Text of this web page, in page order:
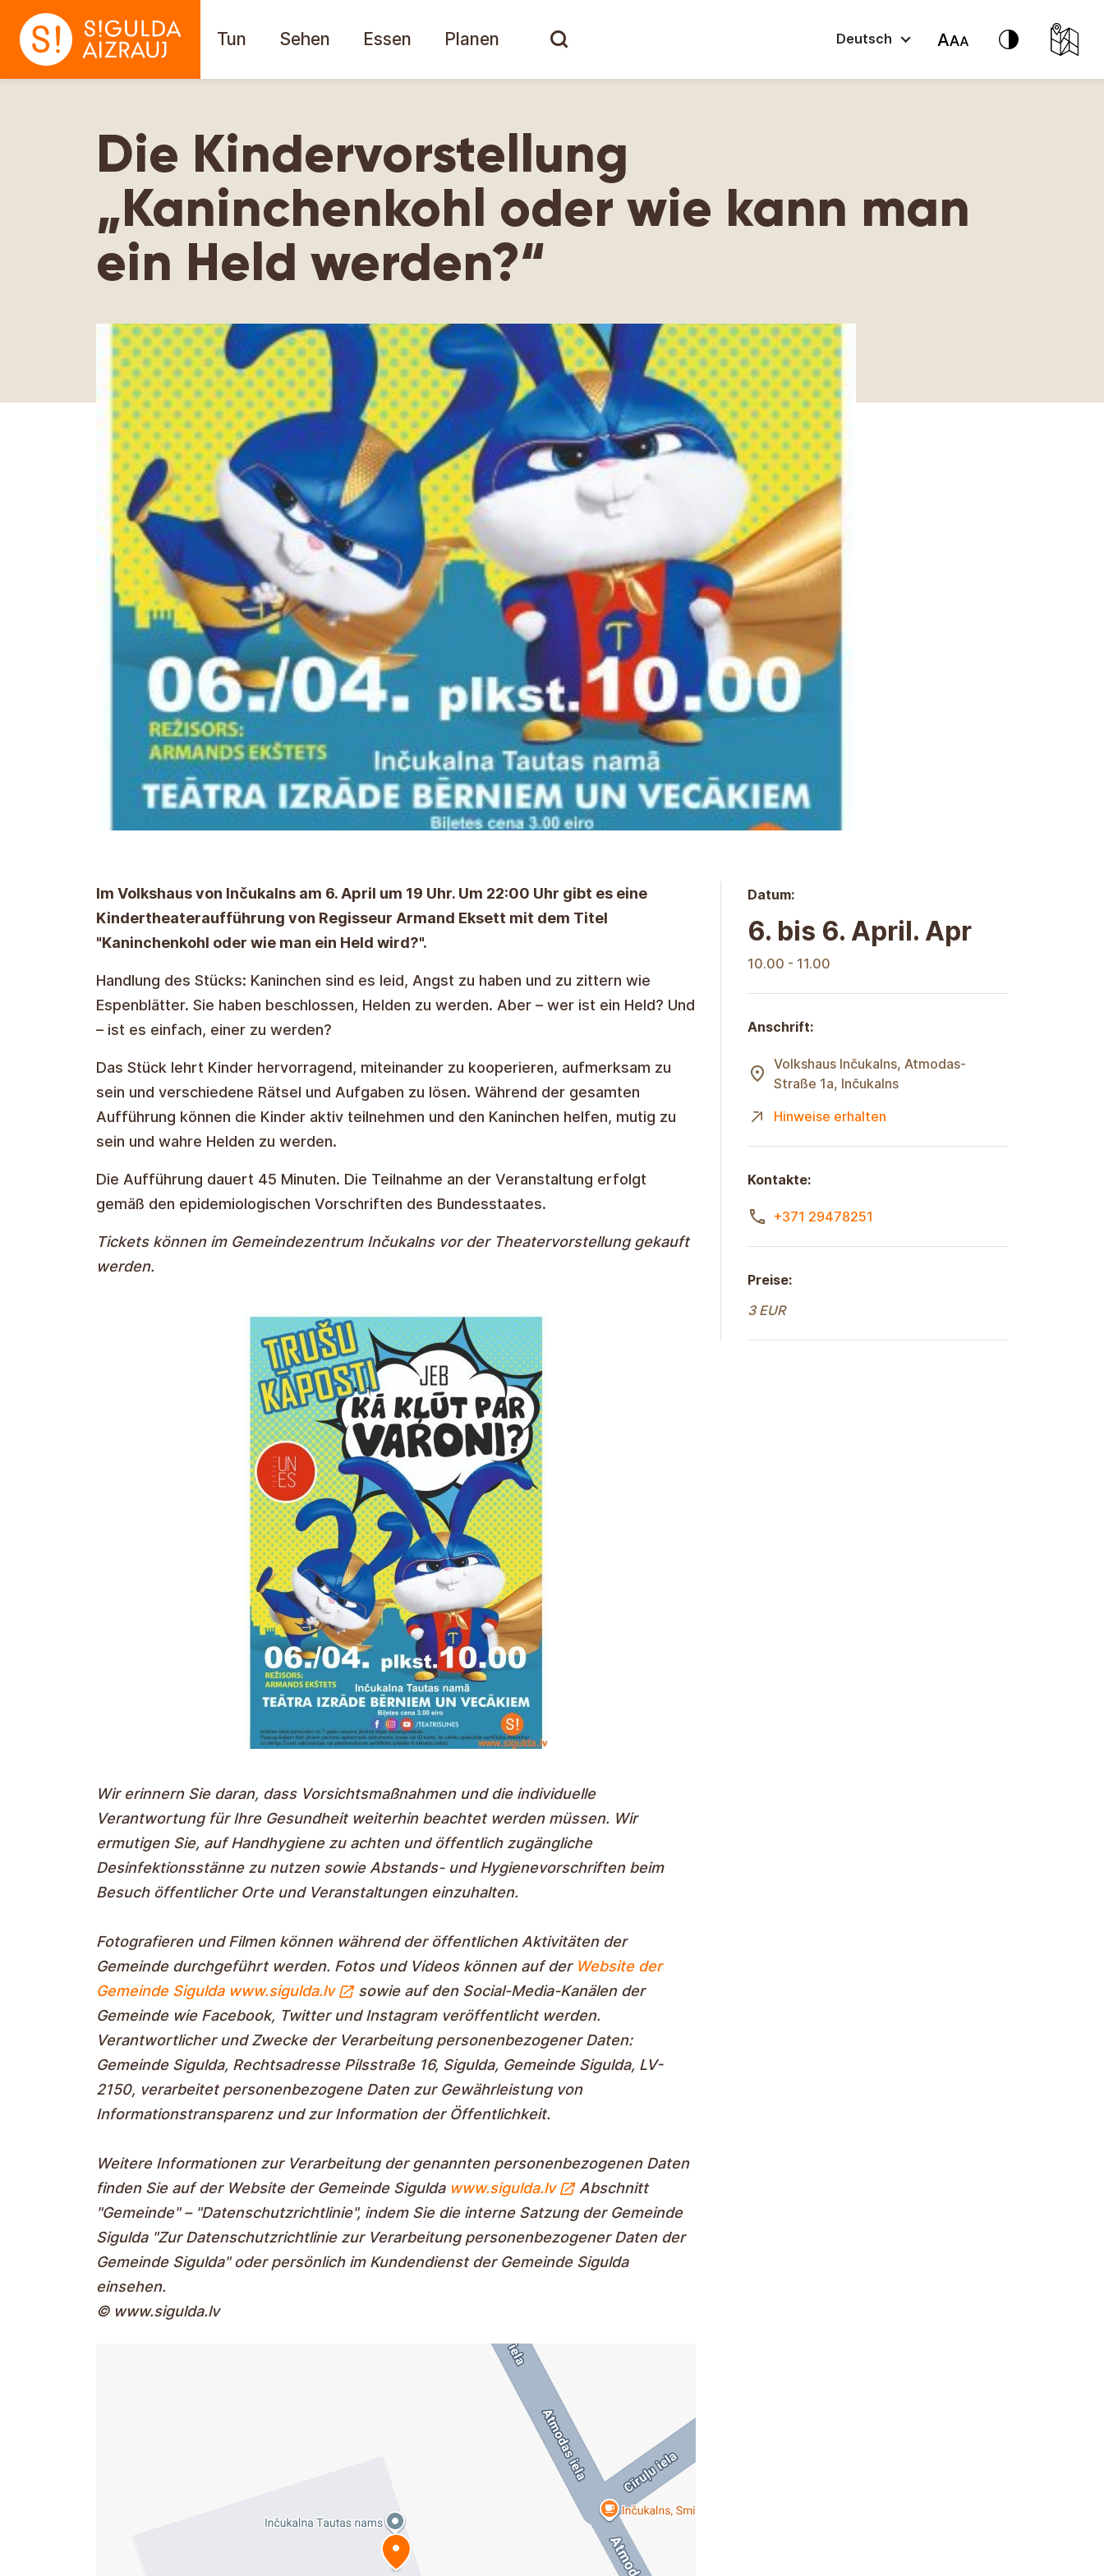
Tun Sehen Essen Planen Deutsch
Die Kindervorstellung
„Kaninchenkohl oder wie kann man
ein Held werden?“
Im Volkshaus von Inčukalns am 6. April um 19 Uhr. Um 22:00 Uhr gibt es eine
Kindertheateraufführung von Regisseur Armand Eksett mit dem Titel
"Kaninchenkohl oder wie man ein Held wird?".
Handlung des Stücks: Kaninchen sind es leid, Angst zu haben und zu zittern wie
Espenblätter. Sie haben beschlossen, Helden zu werden. Aber – wer ist ein Held? Und
– ist es einfach, einer zu werden?
Das Stück lehrt Kinder hervorragend, miteinander zu kooperieren, aufmerksam zu
sein und verschiedene Rätsel und Aufgaben zu lösen. Während der gesamten
Aufführung können die Kinder aktiv teilnehmen und den Kaninchen helfen, mutig zu
sein und wahre Helden zu werden.
Die Aufführung dauert 45 Minuten. Die Teilnahme an der Veranstaltung erfolgt
gemäß den epidemiologischen Vorschriften des Bundesstaates.
Tickets können im Gemeindezentrum Inčukalns vor der Theatervorstellung gekauft
werden.
Wir erinnern Sie daran, dass Vorsichtsmaßnahmen und die individuelle
Verantwortung für Ihre Gesundheit weiterhin beachtet werden müssen. Wir
ermutigen Sie, auf Handhygiene zu achten und öffentlich zugängliche
Desinfektionsstänne zu nutzen sowie Abstands- und Hygienevorschriften beim
Besuch öffentlicher Orte und Veranstaltungen einzuhalten.
Fotografieren und Filmen können während der öffentlichen Aktivitäten der
Gemeinde durchgeführt werden. Fotos und Videos können auf der Website der
Gemeinde Sigulda www.sigulda.lv
sowie auf den Social-Media-Kanälen der
Gemeinde wie Facebook, Twitter und Instagram veröffentlicht werden.
Verantwortlicher und Zwecke der Verarbeitung personenbezogener Daten:
Gemeinde Sigulda, Rechtsadresse Pilsstraße 16, Sigulda, Gemeinde Sigulda, LV-
2150, verarbeitet personenbezogene Daten zur Gewährleistung von
Informationstransparenz und zur Information der Öffentlichkeit.
Weitere Informationen zur Verarbeitung der genannten personenbezogenen Daten
finden Sie auf der Website der Gemeinde Sigulda www.sigulda.lv
Abschnitt
"Gemeinde" – "Datenschutzrichtlinie", indem Sie die interne Satzung der Gemeinde
Sigulda "Zur Datenschutzrichtlinie zur Verarbeitung personenbezogener Daten der
Gemeinde Sigulda" oder persönlich im Kundendienst der Gemeinde Sigulda
einsehen.
© www.sigulda.lv
Datum:
6. bis 6. April. Apr
10.00 - 11.00
Anschrift:
Volkshaus Inčukalns, Atmodas-
Straße 1a, Inčukalns
Hinweise erhalten
Kontakte:
+371 29478251
Preise:
3 EUR